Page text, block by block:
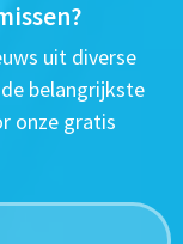
uit diverse
belangrijkste
onze gratis